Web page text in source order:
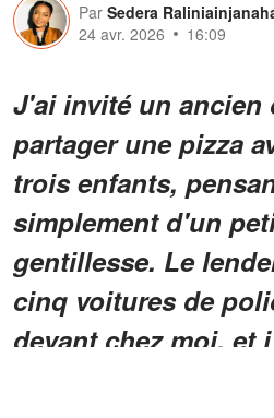
Par Sedera
24 avr. 2026
16:09
J'ai invité un ancien
partager une pizza
trois enfants,
simplement d'un
gentillesse. Le
cinq voitures de
devant chez moi, et